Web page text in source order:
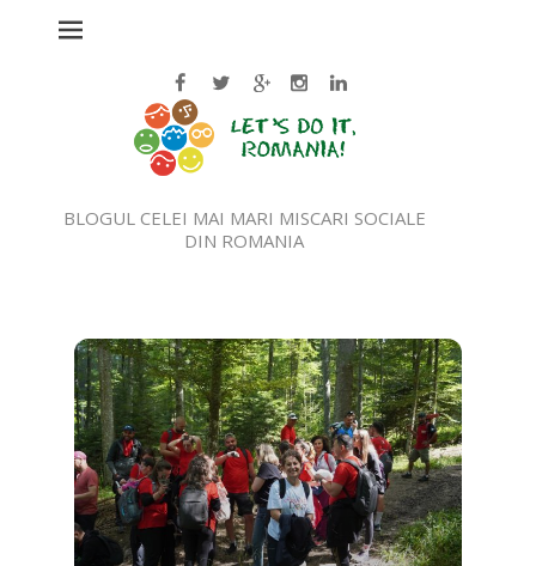
BLOGUL CELEI MAI MARI MISCARI SOCIALE
DIN ROMANIA